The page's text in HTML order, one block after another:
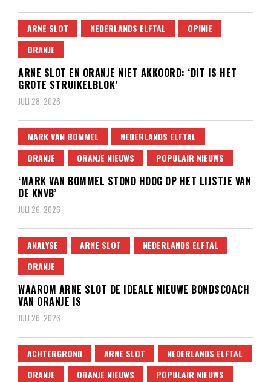
ARNE SLOT NEDERLANDS ELFTAL
OPINIE
ORANJE
ARNE SLOT EN ORANJE NIET AKKOORD: ‘DIT IS HET
GROTE STRUIKELBLOK’
JULI 28, 2026
MARK VAN BOMMEL
NEDERLANDS ELFTAL
ORANJE
ORANJE NIEUWS POPULAIR NIEUWS
‘MARK VAN BOMMEL STOND HOOG OP HET LIJSTJE VAN
DE KNVB’
JULI 26, 2026
ANALYSE ARNE SLOT
NEDERLANDS ELFTAL
ORANJE
WAAROM ARNE SLOT DE IDEALE NIEUWE BONDSCOACH
VAN ORANJE IS
JULI 26, 2026
ACHTERGROND ARNE SLOT
NEDERLANDS ELFTAL
ORANJE
ORANJE NIEUWS POPULAIR NIEUWS